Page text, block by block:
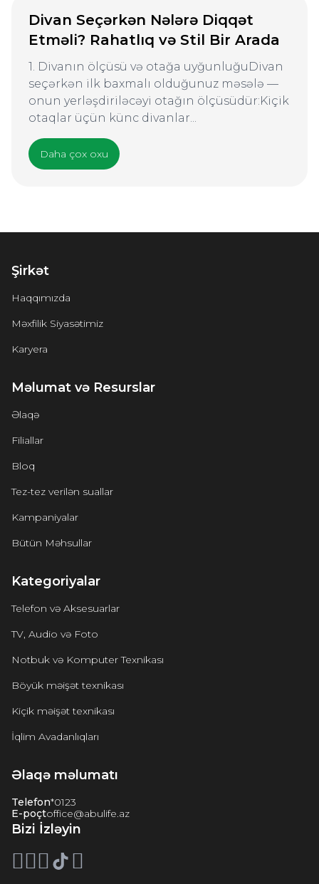
Divan Seçərkən Nələrə Diqqət
Etməli? Rahatlıq və Stil Bir Arada
1. Divanın ölçüsü və otağa uyğunluğuDivan
seçərkən ilk baxmalı olduğunuz məsələ —
onun yerləşdiriləcəyi otağın ölçüsüdür:Kiçik
otaqlar üçün künc divanlar...
Daha çox oxu
Şirkət
Haqqımızda
Məxfilik Siyasətimiz
Karyera
Məlumat və Resurslar
Əlaqə
Filiallar
Bloq
Tez-tez verilən suallar
Kampaniyalar
Bütün Məhsullar
Kategoriyalar
Telefon və Aksesuarlar
TV, Audio və Foto
Notbuk və Komputer Texnikası
Böyük məişət texnikası
Kiçik məişət texnikası
İqlim Avadanlıqları
Əlaqə məlumatı
Telefon*0123
E-poçtoffice@abulife.az
Bizi İzləyin